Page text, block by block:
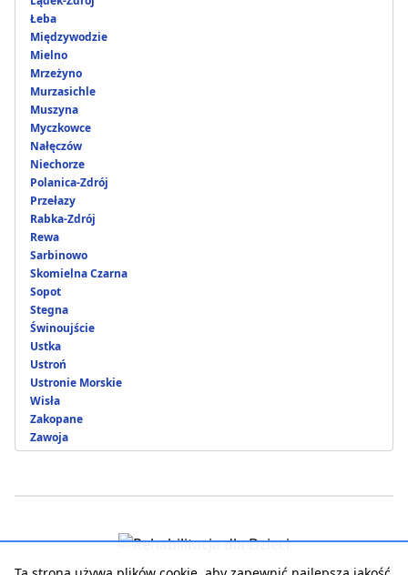
Łeba
Międzywodzie
Mielno
Mrzeżyno
Murzasichle
Muszyna
Myczkowce
Nałęczów
Niechorze
Polanica-Zdrój
Przełazy
Rabka-Zdrój
Rewa
Sarbinowo
Skomielna Czarna
Sopot
Stegna
Świnoujście
Ustka
Ustroń
Ustronie Morskie
Wisła
Zakopane
Zawoja